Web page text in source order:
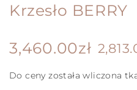
Krzesło BERRY
3,460.00zł
Do ceny została wliczona